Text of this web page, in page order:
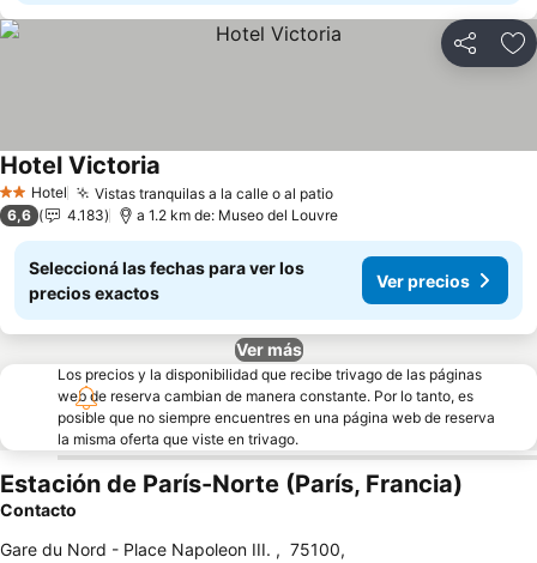
Compartir
2 Estrellas
Hotel Vistas tranquilas a la calle o al patio
Hotel Victoria
6,6 4.183 a 1.2 km de: Museo del Louvre
Seleccioná las fechas para ver los
precios exactos
Ver precios
Ver más
Los precios y la disponibilidad que recibe trivago de las páginas
web de reserva cambian de manera constante. Por lo tanto, es
posible que no siempre encuentres en una página web de reserva
la misma oferta que viste en trivago.
Estación de París-Norte (París, Francia)
Contacto
Gare du Nord - Place Napoleon III. , 75100,